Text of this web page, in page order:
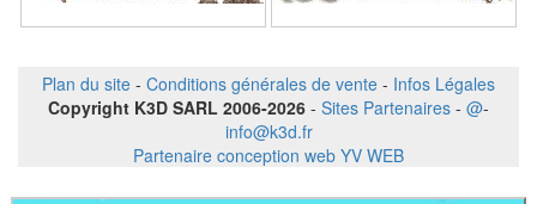
Plan du site - Conditions générales de vente - Infos Légales
Copyright K3D SARL 2006-2026 - Sites Partenaires - @-
info@k3d.fr
Partenaire conception web YV WEB